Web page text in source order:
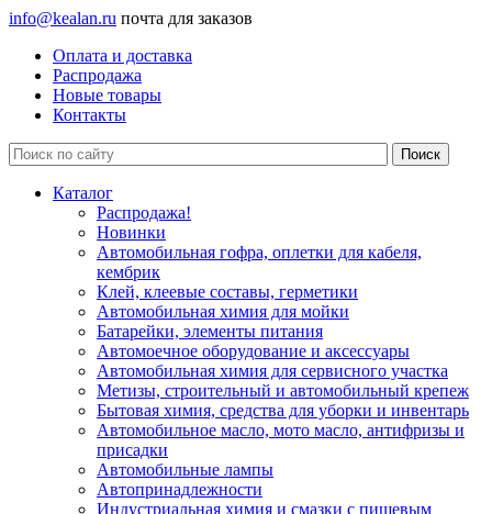
info@kealan.ru почта для заказов
Оплата и доставка
Распродажа
Новые товары
Контакты
Каталог
Распродажа!
Новинки
Автомобильная гофра, оплетки для кабеля,
кембрик
Клей, клеевые составы, герметики
Автомобильная химия для мойки
Батарейки, элементы питания
Автомоечное оборудование и аксессуары
Автомобильная химия для сервисного участка
Метизы, строительный и автомобильный крепеж
Бытовая химия, средства для уборки и инвентарь
Автомобильное масло, мото масло, антифризы и
присадки
Автомобильные лампы
Автопринадлежности
Индустриальная химия и смазки с пищевым